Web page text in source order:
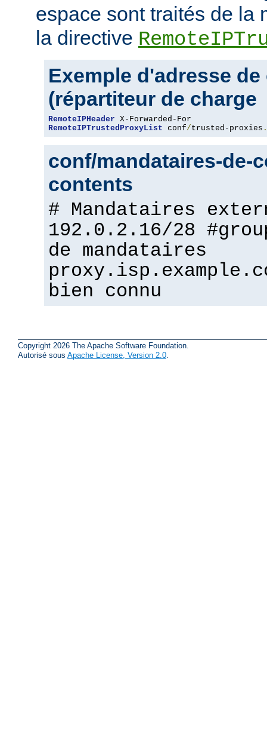
espace sont traités de la
la directive
Exemple d'adresse
(répartiteur de charge
RemoteIPHeader
RemoteIPTrustedProxyList conf/trusted-proxies .
conf/mandataires-de-
contents
# Mandataires
192.0.2.16/28
de mandataires
bien connu
Copyright 2026 The Apache Software Foundation.
Autorisé sous Apache License, Version 2.0.